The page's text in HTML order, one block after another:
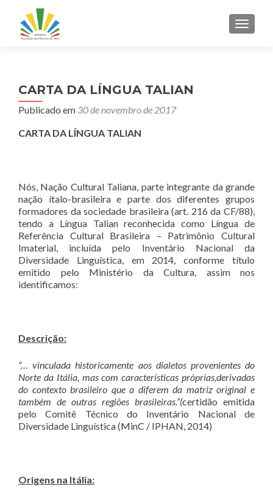
CARTA DA LÍNGUA TALIAN
Publicado em 30 de novembro de 2017
CARTA DA LÍNGUA TALIAN
Nós, Nação Cultural Taliana, parte integrante da grande
nação ítalo-brasileira e parte dos diferentes grupos
formadores da sociedade brasileira (art. 216 da CF/88),
tendo a Língua Talian reconhecida como Língua de
Referência Cultural Brasileira – Patrimônio Cultural
Imaterial, incluída pelo Inventário Nacional da
Diversidade Linguística, em 2014, conforme título
emitido pelo Ministério da Cultura, assim nos
identificamos:
Descrição:
“… vinculada historicamente aos dialetos provenientes do
Norte da Itália, mas com características próprias,derivadas
do contexto brasileiro que a diferem da matriz original e
também de outras regiões brasileiras.”(certidão emitida
pelo Comitê Técnico do Inventário Nacional de
Diversidade Linguística (MinC / IPHAN, 2014)
Origens na Itália: